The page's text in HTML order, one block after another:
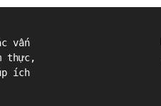
vấn
thực,
ích